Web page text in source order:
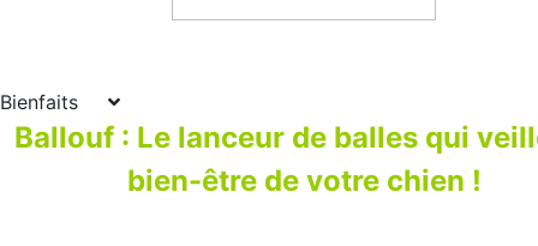
Bienfaits
Ballouf : Le lanceur de balles qui
bien-être de votre chien !